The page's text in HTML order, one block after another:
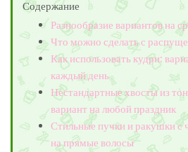
Содержание
Разнообразие вариантов на
Что можно сделать с
Как использовать кудри:
каждый день
Нестандартные хвосты из
вариант на любой праздник
Стильные пучки и ракушки с
на прямые волосы